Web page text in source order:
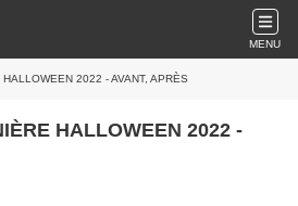
MENU
2022 - AVANT, APRÈS
HALLOWEEN 2022 -